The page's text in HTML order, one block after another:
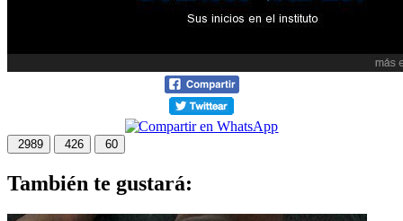
2989 426 60
También te gustará: